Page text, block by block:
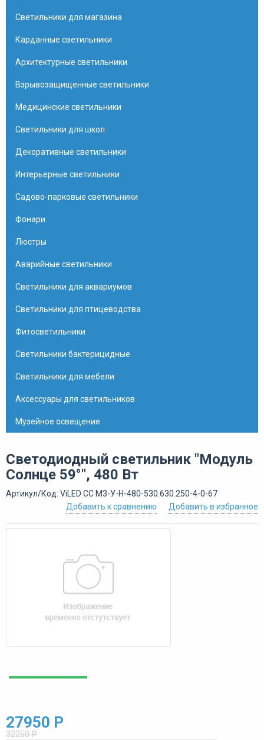
Светильники для магазина
Карданные светильники
Архитектурные светильники
Взрывозащищенные светильники
Медицинские светильники
Светильники для школ
Декоративные светильники
Интерьерные светильники
Садово-парковые светильники
Фонари
Люстры
Аварийные светильники
Светильники для аквариумов
Светильники для птицеводства
Фитосветильники
Светильники бактерицидные
Светильники для мебели
Аксессуары для светильников
Музейное освещение
Светодиодный светильник "Модуль
Солнце 59°", 480 Вт
Артикул/Код: ViLED СС М3-У-Н-480-530.630.250-4-0-67
Добавить в избранное
Добавить к сравнению
27950 Р
32250 Р